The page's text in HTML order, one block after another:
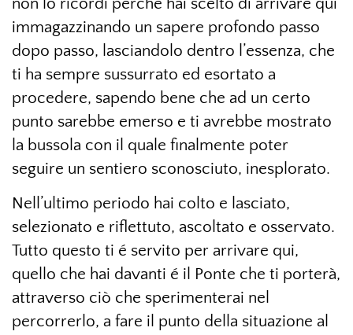
immagazzinando un sapere profondo passo
dopo passo, lasciandolo dentro l’essenza, che
ti ha sempre sussurrato ed esortato a
procedere, sapendo bene che ad un certo
punto sarebbe emerso e ti avrebbe mostrato
la bussola con il quale finalmente poter
seguire un sentiero sconosciuto, inesplorato.
Nell’ultimo periodo hai colto e lasciato,
selezionato e riflettuto, ascoltato e osservato.
Tutto questo ti é servito per arrivare qui,
quello che hai davanti é il Ponte che ti porterà,
attraverso ciò che sperimenterai nel
percorrerlo, a fare il punto della situazione al